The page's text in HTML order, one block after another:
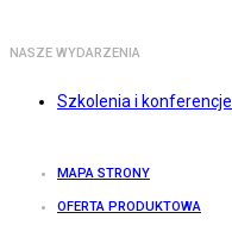
NASZE WYDARZENIA
Szkolenia i konferencje
MAPA STRONY
OFERTA PRODUKTOWA